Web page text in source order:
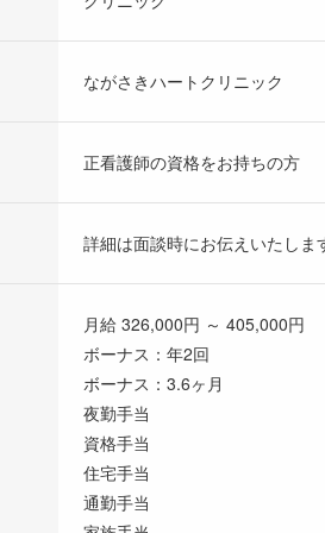
ながさきハートクリニック
正看護師の資格をお持ちの方
詳細は面談時にお伝えいたしま
月給 326,000円 ～ 405,000円
ボーナス：年2回
ボーナス：3.6ヶ月
夜勤手当
資格手当
住宅手当
通勤手当